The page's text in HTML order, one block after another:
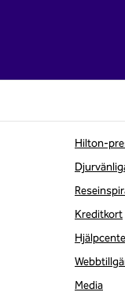
Hilton-
Kreditkort
Media